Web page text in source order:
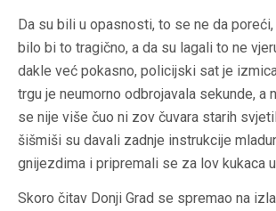
Da su bili u opasnosti, to se ne da
bilo bi to tragično, a da su lagali to ne
dakle već pokasno, policijski sat je
trgu je neumorno odbrojavala sekunde, a
se nije više čuo ni zov čuvara starih
šišmiši su davali zadnje instrukcije
gnijezdima i pripremali se za lov kukaca
Skoro čitav Donji Grad se spremao na